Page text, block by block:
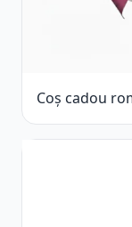
Coș cadou